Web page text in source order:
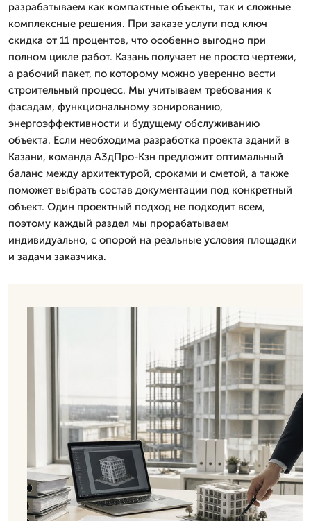
разрабатываем как компактные объекты, так и сложные
комплексные решения. При заказе услуги под ключ
скидка от 11 процентов, что особенно выгодно при
полном цикле работ. Казань получает не просто чертежи,
а рабочий пакет, по которому можно уверенно вести
строительный процесс. Мы учитываем требования к
фасадам, функциональному зонированию,
энергоэффективности и будущему обслуживанию
объекта. Если необходима разработка проекта зданий в
Казани, команда А3дПро-Кзн предложит оптимальный
баланс между архитектурой, сроками и сметой, а также
поможет выбрать состав документации под конкретный
объект. Один проектный подход не подходит всем,
поэтому каждый раздел мы прорабатываем
индивидуально, с опорой на реальные условия площадки
и задачи заказчика.